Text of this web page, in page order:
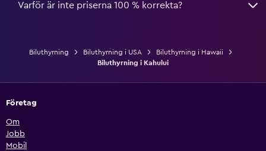
Varför är inte priserna 100 % korrekta?
Biluthyrning Biluthyrning i USA
Biluthyrning i Hawaii
Biluthyrning i Kahului
Företag
Om
Jobb
Mobil